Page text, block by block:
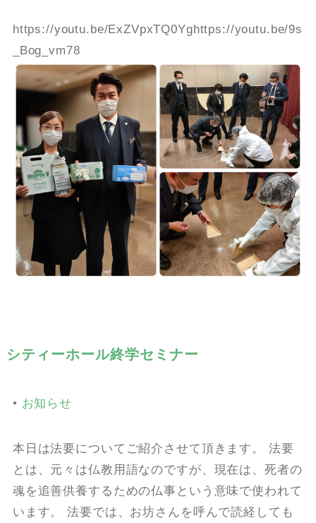
https://youtu.be/ExZVpxTQ0Yghttps://youtu.be/9s
_Bog_vm78
シティーホール終学セミナー
• お知らせ
本日は法要についてご紹介させて頂きます。 法要
とは、元々は仏教用語なのですが、現在は、死者の
魂を追善供養するための仏事という意味で使われて
います。 法要では、お坊さんを呼んで読経しても